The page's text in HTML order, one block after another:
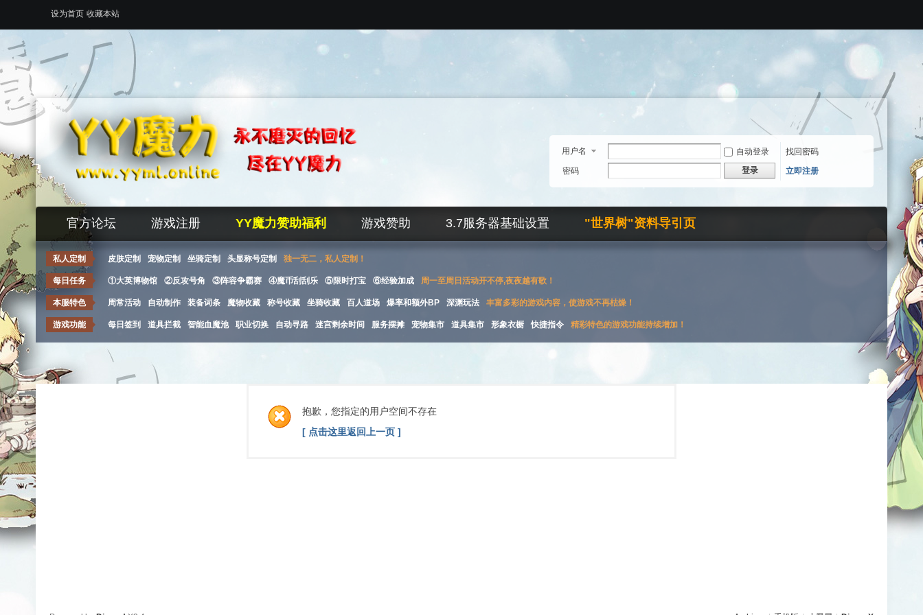
设为首页 收藏本站
用户名 自动登录
找回密码
密码
登录 立即注册
官方论坛 游戏注册 YY魔力赞助福利 游戏赞助 3.7服务器基础设置 "世界树"资料导引页
私人定制 皮肤定制 宠物定制 坐骑定制 头显称号定制 独一无二，私人定制！
每日任务 ①大英博物馆 ②反攻号角 ③阵容争霸赛 ④魔币刮刮乐 ⑤限时打宝 ⑥经验加成 周一至周日活动开不停,夜夜越有歌！
本服特色 周常活动 自动制作 装备词条 魔物收藏 称号收藏 坐骑收藏 百人道场 爆率和额外BP 深渊玩法 丰富多彩的游戏内容，使游戏不再枯燥！
游戏功能 每日签到 道具拦截 智能血魔池 职业切换 自动寻路 迷宫剩余时间 服务摆摊 宠物集市 道具集市 形象衣橱 快捷指令 精彩特色的游戏功能持续增加！
抱歉，您指定的用户空间不存在
[ 点击这里返回上一页 ]